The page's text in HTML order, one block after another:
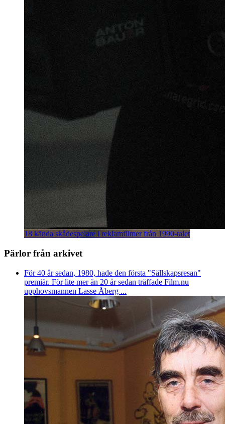
18 kända skådespelare i reklamfilmer från 1990-talet
Pärlor från arkivet
För 40 år sedan, 1980, hade den första "Sällskapsresan"
premiär. För lite mer än 20 år sedan träffade Film.nu
upphovsmannen Lasse Åberg ...